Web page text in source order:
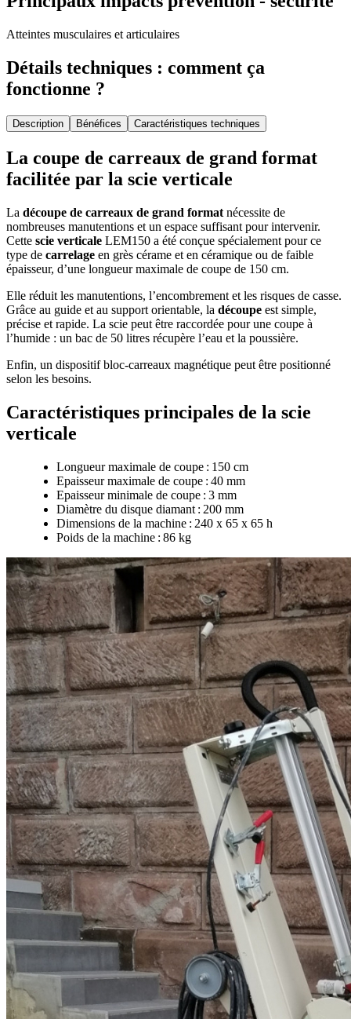
Atteintes musculaires et articulaires
Détails techniques : comment ça
fonctionne ?
Description Bénéfices Caractéristiques techniques
La coupe de carreaux de grand format
facilitée par la scie verticale
La découpe de carreaux de grand format nécessite de
nombreuses manutentions et un espace suffisant pour intervenir.
Cette scie verticale LEM150 a été conçue spécialement pour ce
type de carrelage en grès cérame et en céramique ou de faible
épaisseur, d’une longueur maximale de coupe de 150 cm.
Elle réduit les manutentions, l’encombrement et les risques de casse.
Grâce au guide et au support orientable, la découpe est simple,
précise et rapide. La scie peut être raccordée pour une coupe à
l’humide : un bac de 50 litres récupère l’eau et la poussière.
Enfin, un dispositif bloc-carreaux magnétique peut être positionné
selon les besoins.
Caractéristiques principales de la scie
verticale
Longueur maximale de coupe : 150 cm
Epaisseur maximale de coupe : 40 mm
Epaisseur minimale de coupe : 3 mm
Diamètre du disque diamant : 200 mm
Dimensions de la machine : 240 x 65 x 65 h
Poids de la machine : 86 kg